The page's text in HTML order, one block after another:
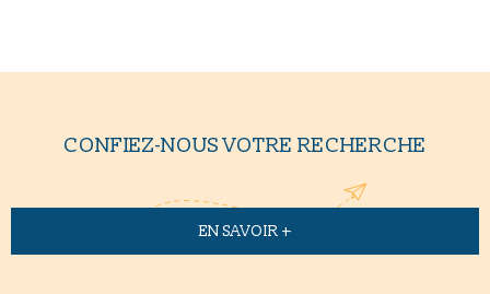
CONFIEZ-NOUS VOTRE RECHERCHE
EN SAVOIR +